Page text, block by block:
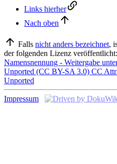
Links hierher
Nach oben
Falls nicht anders bezeichnet,
der folgenden Lizenz veröffentlicht:
Namensnennung - Weitergabe
Unported (CC BY-SA 3.0) CC
Unported
Impressum